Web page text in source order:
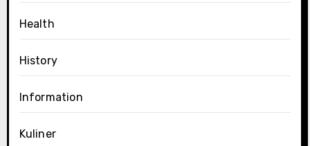
Health
History
Information
Kuliner